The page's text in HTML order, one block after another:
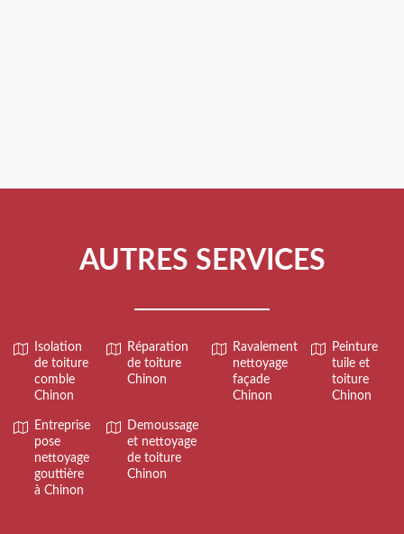
AUTRES SERVICES
Isolation
de toiture
comble
Chinon
Réparation
de toiture
Chinon
Ravalement
nettoyage
façade
Chinon
Peinture
tuile et
toiture
Chinon
Entreprise
pose
nettoyage
gouttière
à Chinon
Demoussage
et nettoyage
de toiture
Chinon